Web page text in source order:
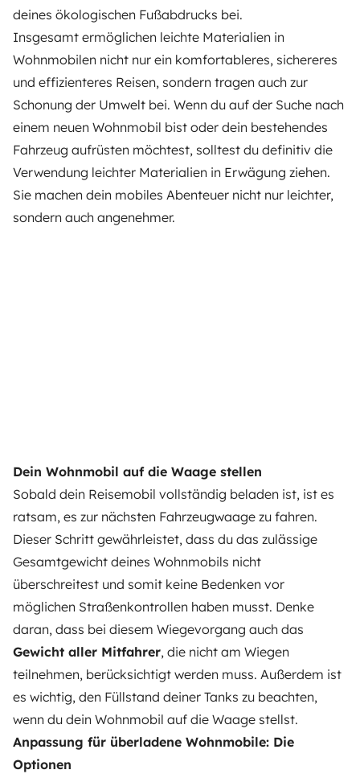
deines ökologischen Fußabdrucks bei.
Insgesamt ermöglichen leichte Materialien in
Wohnmobilen nicht nur ein komfortableres, sichereres
und effizienteres Reisen, sondern tragen auch zur
Schonung der Umwelt bei. Wenn du auf der Suche nach
einem neuen Wohnmobil bist oder dein bestehendes
Fahrzeug aufrüsten möchtest, solltest du definitiv die
Verwendung leichter Materialien in Erwägung ziehen.
Sie machen dein mobiles Abenteuer nicht nur leichter,
sondern auch angenehmer.
Dein Wohnmobil auf die Waage stellen
Sobald dein Reisemobil vollständig beladen ist, ist es
ratsam, es zur nächsten Fahrzeugwaage zu fahren.
Dieser Schritt gewährleistet, dass du das zulässige
Gesamtgewicht deines Wohnmobils nicht
überschreitest und somit keine Bedenken vor
möglichen Straßenkontrollen haben musst. Denke
daran, dass bei diesem Wiegevorgang auch das
Gewicht aller Mitfahrer, die nicht am Wiegen
teilnehmen, berücksichtigt werden muss. Außerdem ist
es wichtig, den Füllstand deiner Tanks zu beachten,
wenn du dein Wohnmobil auf die Waage stellst.
Anpassung für überladene Wohnmobile: Die
Optionen